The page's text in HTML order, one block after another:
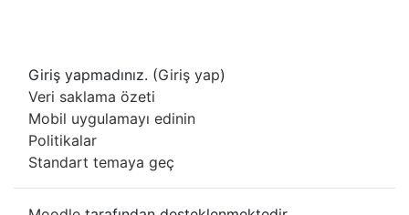
Giriş yapmadınız. (Giriş yap)
Veri saklama özeti
Mobil uygulamayı edinin
Politikalar
Standart temaya geç